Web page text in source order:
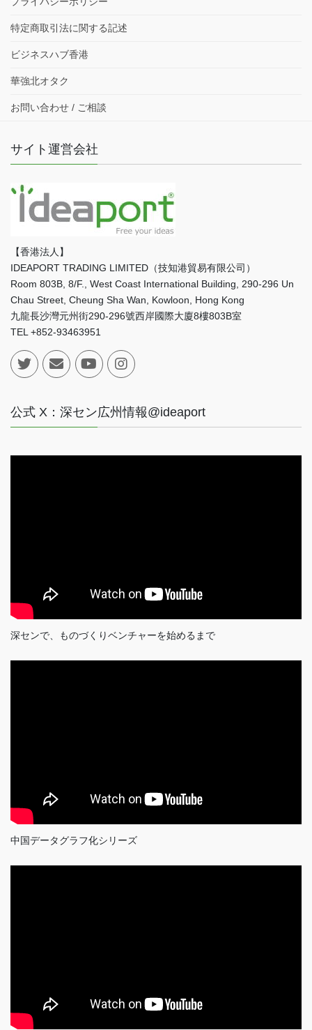
特定商取引法に関する記述
ビジネスハブ香港
華強北オタク
お問い合わせ / ご相談
サイト運営会社
【香港法人】
IDEAPORT TRADING LIMITED（技知港貿易有限公司）
Room 803B, 8/F., West Coast International Building, 290-296 Un
Chau Street, Cheung Sha Wan, Kowloon, Hong Kong
九龍長沙灣元州街290-296號西岸國際大廈8樓803B室
TEL +852-93463951
公式 X：深セン広州情報@ideaport
深センで、ものづくりベンチャーを始めるまで
中国データグラフ化シリーズ